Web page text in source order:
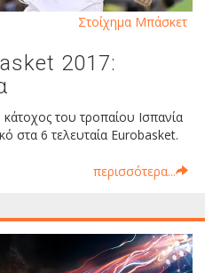
2017:
του τροπαίου Ισπανία
στα 6 τελευταία Eurobasket.
περισσότερα...
Στοίχημα Μπάσκετ